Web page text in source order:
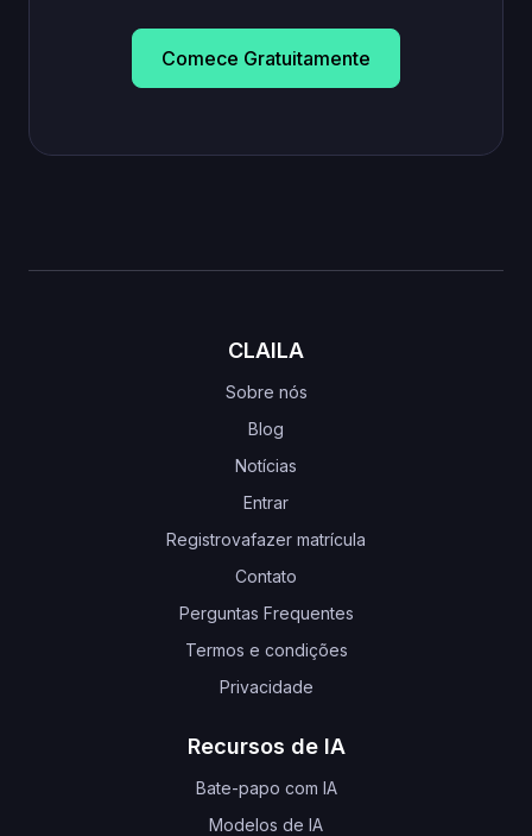
Comece Gratuitamente
CLAILA
Sobre nós
Blog
Notícias
Entrar
Registrovafazer matrícula
Contato
Perguntas Frequentes
Termos e condições
Privacidade
Recursos de IA
Bate-papo com IA
Modelos de IA